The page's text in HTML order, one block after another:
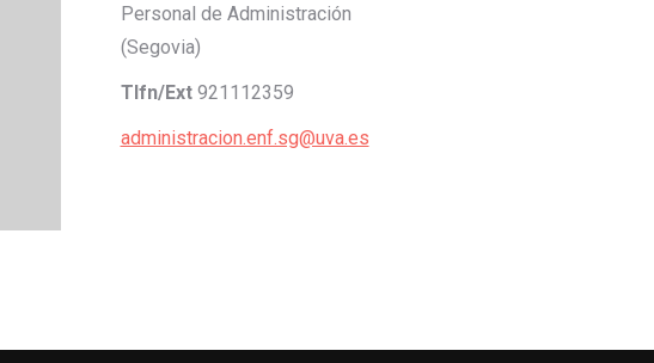
Personal de Administración
(Segovia)
Tlfn/Ext921112359
administracion.enf.sg@uva.es